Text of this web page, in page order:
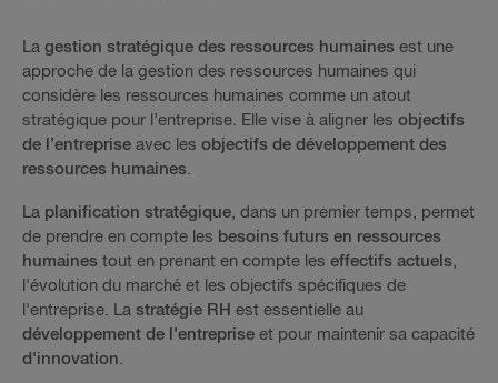
La gestion stratégique des ressources humaines est une
approche de la gestion des ressources humaines qui
considère les ressources humaines comme un atout
stratégique pour l’entreprise. Elle vise à aligner les objectifs
de l’entreprise avec les objectifs de développement des
ressources humaines.
La planification stratégique , dans un premier temps,
permet
de prendre en compte les besoins futurs en ressources
humaines tout en prenant en compte les effectifs actuels
l'évolution du marché et les objectifs spécifiques de
l'entreprise. La stratégie RH est essentielle au
développement de l'entreprise et pour maintenir sa capacité
d'innovation